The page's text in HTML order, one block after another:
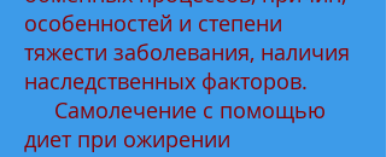
особенностей и степени
тяжести заболевания, наличия
наследственных факторов.
Самолечение с помощью
диет при ожирении